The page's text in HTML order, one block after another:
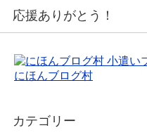
応援ありがとう！
にほんブログ村
カテゴリー